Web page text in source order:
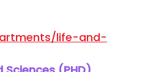
life-and-